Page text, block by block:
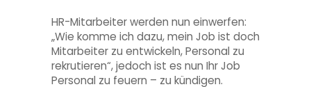
HR-Mitarbeiter werden nun einwerfen:
„Wie komme ich dazu, mein Job ist doch
Mitarbeiter zu entwickeln, Personal zu
rekrutieren“, jedoch ist es nun Ihr Job
Personal zu feuern – zu kündigen.